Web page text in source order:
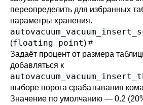
переопределить для избранных
параметры хранения.
(floating point) #
Задаёт процент от размера
добавляться к
выборе порога срабатывания
Значение по умолчанию — 0.2